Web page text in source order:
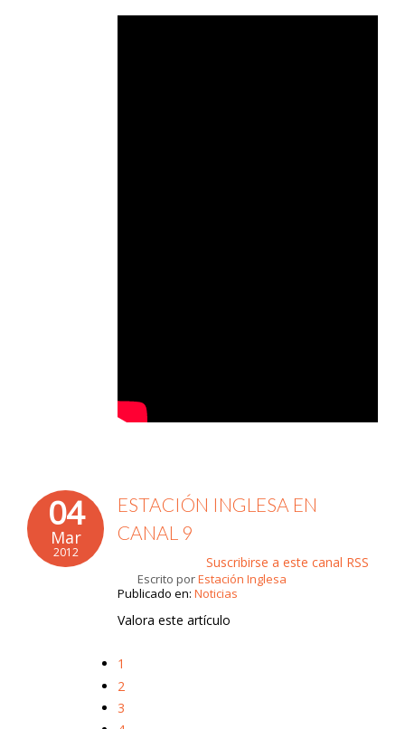
04
Mar
2012
ESTACIÓN INGLESA EN
CANAL 9
Suscribirse a este canal RSS
Escrito porEstación Inglesa
Publicado en: Noticias
Valora este artículo
1
2
3